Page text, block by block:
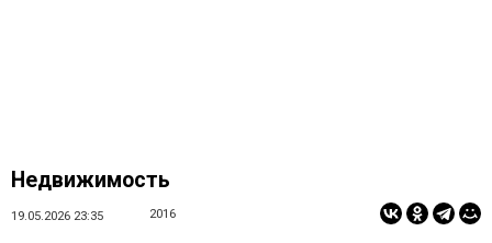
Недвижимость
19.05.2026 23:35 2016